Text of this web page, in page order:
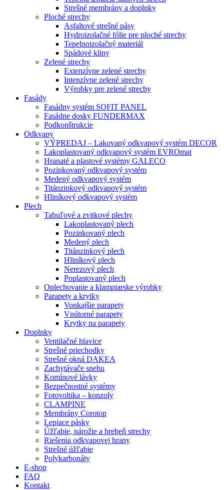
Strešné membrány a doplnky
Ploché strechy
Asfaltové strešné pásy
Hydroizolačné fólie pre ploché strechy
Tepelnoizolačný materiál
Spádové kliny
Zelené strechy
Extenzívne zelené strechy
Intenzívne zelené strechy
Výrobky pre zelené strechy
Fasády
Fasádny systém SOFIT PANEL
Fasádne dosky FUNDERMAX
Podkonštrukcie
Odkvapy
VÝPREDAJ – Lakovaný odkvapový systém DECOR
Lakoplastovaný odkvapový systém EVROmat
Hranaté a plastové systémy GALECO
Pozinkovaný odkvapový systém
Medený odkvapový systém
Titánzinkový odkvapový systém
Hliníkový odkvapový systém
Plech
Tabuľové a zvitkové plechy
Lakoplastovaný plech
Pozinkovaný plech
Medený plech
Titánzinkový plech
Hliníkový plech
Nerezový plech
Poplastovaný plech
Oplechovanie a klampiarske výrobky
Parapety a krytky
Vonkajšie parapety
Vnútorné parapety
Krytky na parapety
Doplnky
Ventilačné hlavice
Strešné priechodky
Strešné okná DAKEA
Zachytávače snehu
Komínové lávky
Bezpečnostné systémy
Fotovoltika – konzoly
CLAMPINE
Membrány Corotop
Lepiace pásky
Úžľabie, nárožie a hrebeň strechy
Riešenia odkvapovej hrany
Strešné úžľabie
Polykarbonáty
E-shop
FAQ
Kontakt